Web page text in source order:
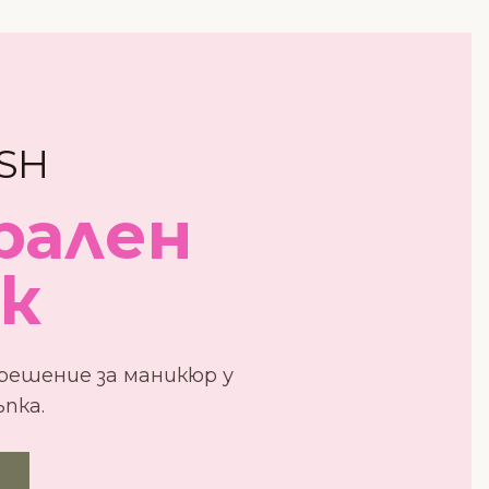
за маникюр у